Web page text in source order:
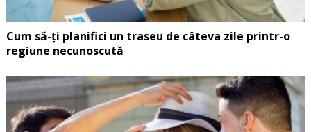
Cum să-ți planifici un traseu de câteva zile printr-o
regiune necunoscută